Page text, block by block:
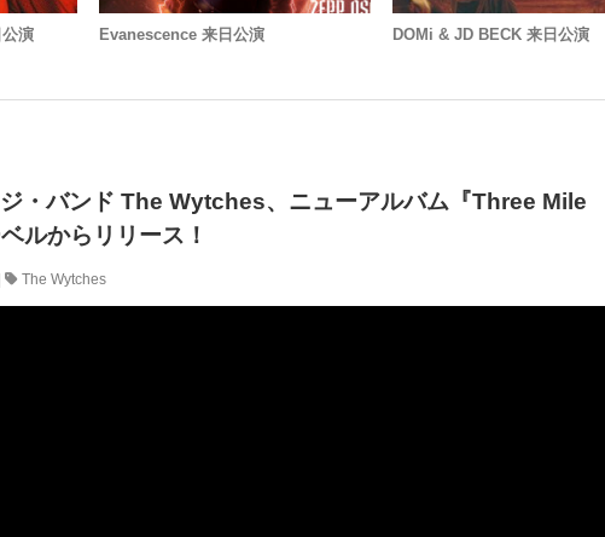
演 Evanescence 来日公演 DOMi & JD BECK 来日公演
・バンド The Wytches、ニューアルバム『Three Mile
ルからリリース！
| The Wytches